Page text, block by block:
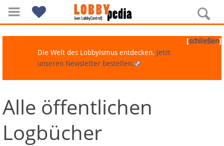
Navigation
Über Lobbypedia
[schließen]
Die Welt des Lobbyismus entdecken. Jetzt
unseren Newsletter bestellen.
Alle öffentlichen
Logbücher